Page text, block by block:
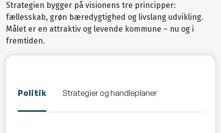
Strategien bygger på visionens tre principper:
fællesskab, grøn bæredygtighed og livslang udvikling.
Målet er en attraktiv og levende kommune – nu og i
fremtiden.
Politik Strategier og handleplaner